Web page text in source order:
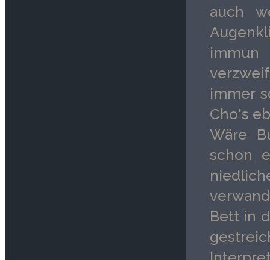
auch
immer
Cho's
Wäre
schon
Bett in